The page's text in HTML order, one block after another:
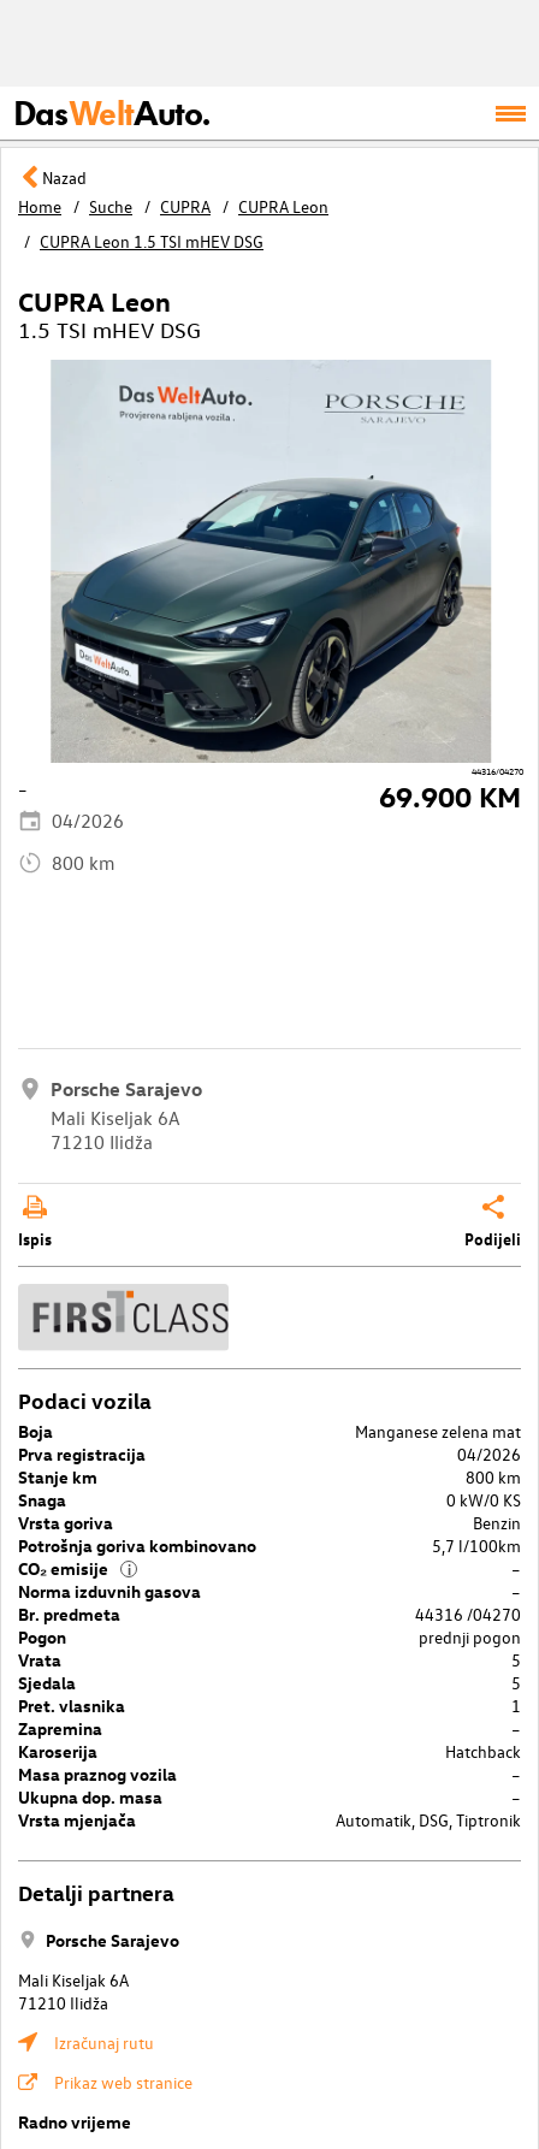
DasWeltAuto.
Nazad
Home
Suche CUPRA
CUPRA Leon
CUPRA Leon 1.5 TSI mHEV DSG
44316/04270
CUPRA Leon
1.5 TSI mHEV DSG
–
04/2026
800 km
69.900 KM
Porsche Sarajevo
Mali Kiseljak 6A
71210 Ilidža
Ispis Podijeli
Podaci vozila
Boja
Manganese zelena mat
Prva registracija
04/2026
Stanje km
800 km
Snaga
0 kW/0 KS
Vrsta goriva
Benzin
Potrošnja goriva kombinovano
5,7 l/100km
CO₂ emisije
i
–
Norma izduvnih gasova
–
Br. predmeta
44316 /04270
Pogon
prednji pogon
Vrata
5
Sjedala
5
Pret. vlasnika
1
Zapremina
–
Karoserija
Hatchback
Masa praznog vozila
–
Ukupna dop. masa
–
Vrsta mjenjača
Automatik, DSG, Tiptronik
Detalji partnera
Porsche Sarajevo
Mali Kiseljak 6A
71210 Ilidža
Izračunaj rutu
Prikaz web stranice
Radno vrijeme